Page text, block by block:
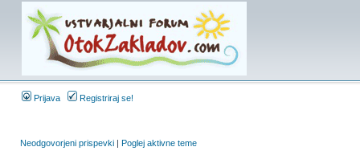
Prijava Registriraj se!
Neodgovorjeni prispevki | Poglej aktivne teme